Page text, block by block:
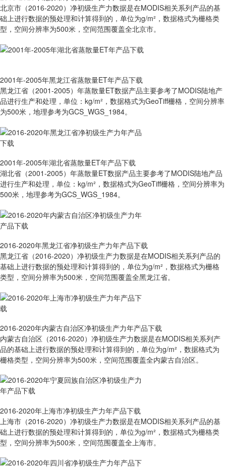
北京市（2016-2020）净初级生产力数据是在MODIS相关系列产品的基
础上进行数据的预处理和计算得到的，单位为g/m²，数据格式为栅格类
型，空间分辨率为500米，空间范围覆盖全北京市。
2001年-2005年黑龙江省蒸散量ET年产品下载
黑龙江省（2001-2005）年蒸散量ET数据产品主要参考了MODIS陆地产
品进行生产和处理，单位：kg/m²，数据格式为GeoTiff栅格，空间分辨率
为500米，地理参考为GCS_WGS_1984。
2001年-2005年湖北省蒸散量ET年产品下载
湖北省（2001-2005）年蒸散量ET数据产品主要参考了MODIS陆地产品
进行生产和处理，单位：kg/m²，数据格式为GeoTiff栅格，空间分辨率为
500米，地理参考为GCS_WGS_1984。
2016-2020年黑龙江省净初级生产力年产品下载
黑龙江省（2016-2020）净初级生产力数据是在MODIS相关系列产品的
基础上进行数据的预处理和计算得到的，单位为g/m²，数据格式为栅格
类型，空间分辨率为500米，空间范围覆盖全黑龙江省。
2016-2020年内蒙古自治区净初级生产力年产品下载
内蒙古自治区（2016-2020）净初级生产力数据是在MODIS相关系列产
品的基础上进行数据的预处理和计算得到的，单位为g/m²，数据格式为
栅格类型，空间分辨率为500米，空间范围覆盖全内蒙古自治区。
2016-2020年上海市净初级生产力年产品下载
上海市（2016-2020）净初级生产力数据是在MODIS相关系列产品的基
础上进行数据的预处理和计算得到的，单位为g/m²，数据格式为栅格类
型，空间分辨率为500米，空间范围覆盖全上海市。